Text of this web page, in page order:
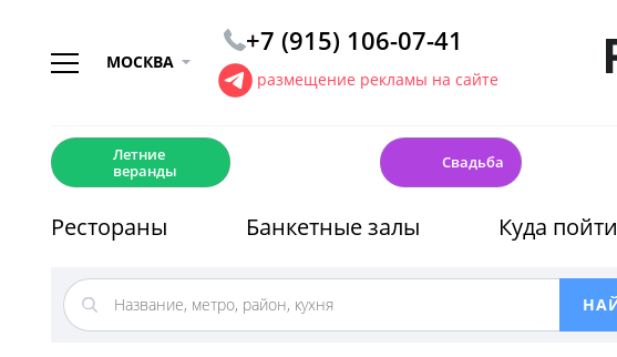
МОСКВА
+7 (915) 106-07-41
размещение рекламы на сайте
Летние
веранды
Свадьба
Рестораны Банкетные залы Куда пойти